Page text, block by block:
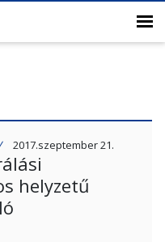
2017.szeptember 21.
helyzetű